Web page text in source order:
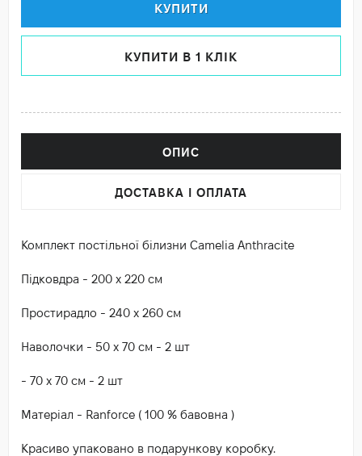
КУПИТИ
КУПИТИ В 1 КЛІК
ОПИС
ДОСТАВКА І ОПЛАТА
Комплект постільної білизни Camelia Anthracite
Підковдра - 200 х 220 см
Простирадло - 240 х 260 см
Наволочки - 50 х 70 см - 2 шт
- 70 х 70 см - 2 шт
Матеріал - Ranforce ( 100 % бавовна )
Красиво упаковано в подарункову коробку.